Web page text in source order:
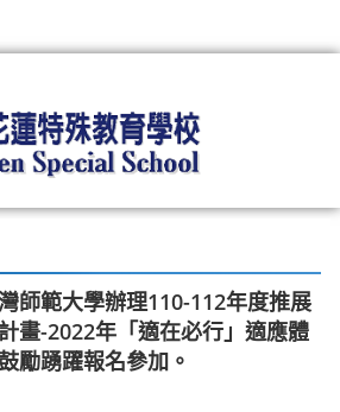
師範大學辦理110-112年度推展
畫-2022年「適在必行」適應體
勵踴躍報名參加。